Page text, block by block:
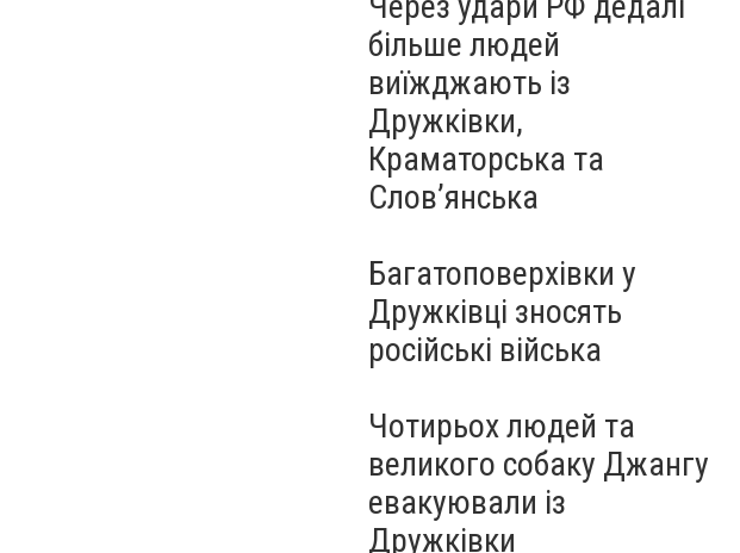
більше людей
виїжджають із
Дружківки,
Краматорська та
Слов’янська
Багатоповерхівки у
Дружківці зносять
російські війська
Чотирьох людей та
великого собаку Джангу
евакуювали із
Дружківки